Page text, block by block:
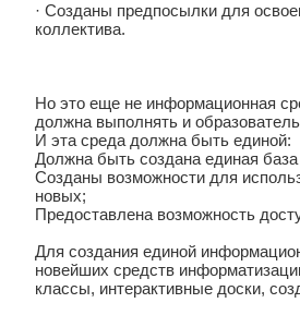
· Созданы предпосылки для
коллектива.
Но это еще не информационная
должна выполнять и
И эта среда должна быть единой:
Должна быть создана единая
Созданы возможности для
новых;
Предоставлена возможность
Для создания единой
новейших средств
классы, интерактивные доски,